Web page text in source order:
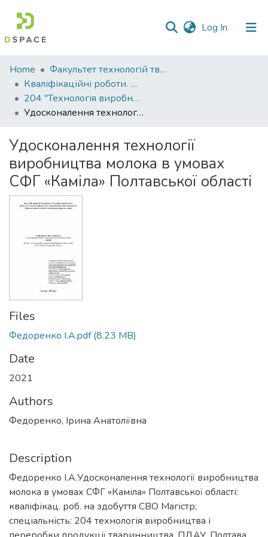
Log In (current)
Communities
&
Collections
All of DSpace
Statistics
Home
Факультет технологій тваринництва та продовольства
Кваліфікаційні роботи. Факультет технологій тваринництва та продовольства
204 "Технологія виробництва і переробки продукції тваринництва" - Магістри 2021-2022
Удосконалення технології виробництва молока в умовах СФГ «Каміла» Полтавської області
Удосконалення технології
виробництва молока в умовах
СФГ «Каміла» Полтавської області
Files
Федоренко І.А.pdf(8.23 MB)
Date
2021
Authors
Федоренко, Ірина Анатоліївна
Description
Федоренко І.А.Удосконалення технології виробництва
молока в умовах СФГ «Каміла» Полтавської області:
кваліфікац. роб. на здобуття СВО Магістр;
спеціальність: 204 технологія виробництва і